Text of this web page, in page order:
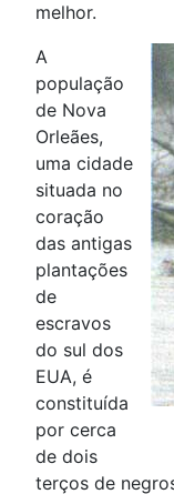
melhor.
A
população
de Nova
Orleães,
uma cidade
situada no
coração
das antigas
plantações
de
escravos
do sul dos
EUA, é
constituída
por cerca
de dois
terços de